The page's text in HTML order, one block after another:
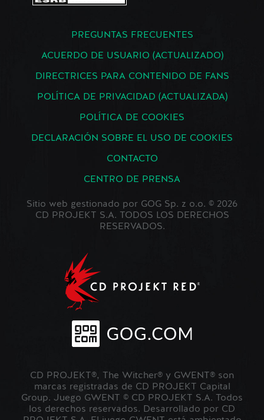
PREGUNTAS FRECUENTES
ACUERDO DE USUARIO (ACTUALIZADO)
DIRECTRICES PARA CONTENIDO DE FANS
POLÍTICA DE PRIVACIDAD (ACTUALIZADA)
POLÍTICA DE COOKIES
DECLARACIÓN SOBRE EL USO DE COOKIES
CONTACTO
CENTRO DE PRENSA
Sitio web gestionado por GOG Sp. z o.o. © 2026
CD PROJEKT S.A. TODOS LOS DERECHOS
RESERVADOS.
CD PROJEKT®, The Witcher® y GWENT® son
marcas registradas de CD PROJEKT Capital
Group. Juego GWENT © CD PROJEKT S.A. Todos
los derechos reservados. Desarrollado por CD